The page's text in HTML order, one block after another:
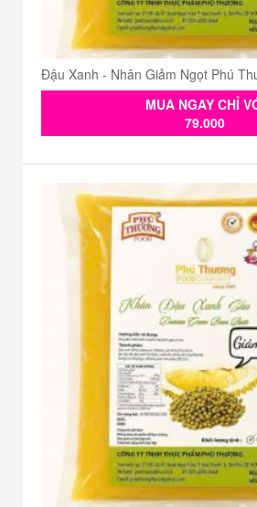
Đậu Xanh - Nhân Giảm Ngọt Phú
MUA NGAY CHỈ
79.000